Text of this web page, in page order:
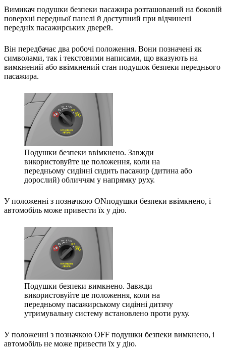
Вимикач подушки безпеки пасажира розташований на боковій
поверхні передньої панелі й доступний при відчинені
передніх пасажирських дверей.
Він передбачає два робочі положення. Вони позначені як
символами, так і текстовими написами, що вказують на
вимкнений або ввімкнений стан подушок безпеки переднього
пасажира.
Подушки безпеки ввімкнено. Завжди
використовуйте це положення, коли на
передньому сидінні сидить пасажир (дитина або
дорослий) обличчям у напрямку руху.
У положенні з позначкою ONподушки безпеки ввімкнено, і
автомобіль може привести їх у дію.
Подушки безпеки вимкнено. Завжди
використовуйте це положення, коли на
передньому пасажирському сидінні дитячу
утримувальну систему встановлено проти руху.
У положенні з позначкою OFF подушки безпеки вимкнено, і
автомобіль не може привести їх у дію.